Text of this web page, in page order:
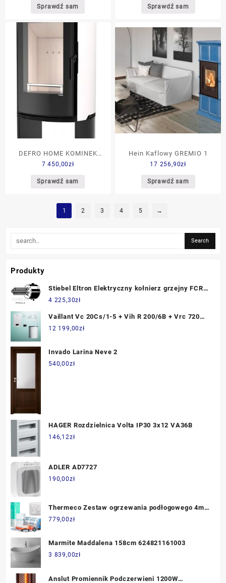
Sprawdź sam Sprawdź sam
DEFRO HOME KOMINEK
WOLNOSTOJACY ORBIS
LOG 9kW BIAŁY
7 450,00zł
Sprawdź sam
Hein Kaflowy GREMIO 1
17 256,90zł
Sprawdź sam
1 2 3 4 5 →
Produkty
Stiebel Eltron Elektryczny kołnierz grzejny FCR
28/180
4 225,30zł
Vaillant Vc 20Cs/1-5 + Vih R 200/6B + Vrc 720
Sensocomfort + Zestaw Do Szachtu (10043617)
12 199,00zł
Invado Larina Neve 2
540,00zł
HAGER Rozdzielnica Volta IP30 3x12 VA36B
146,12zł
ADLER AD7727
190,00zł
Thermeco Zestaw ogrzewania podłogowego 4m2
+ regulator NEXANS N-COMFORT TR
779,00zł
Marmite Maddalena 158cm 624821161003
3 839,00zł
Anslut Promiennik Podczerwieni 1200W